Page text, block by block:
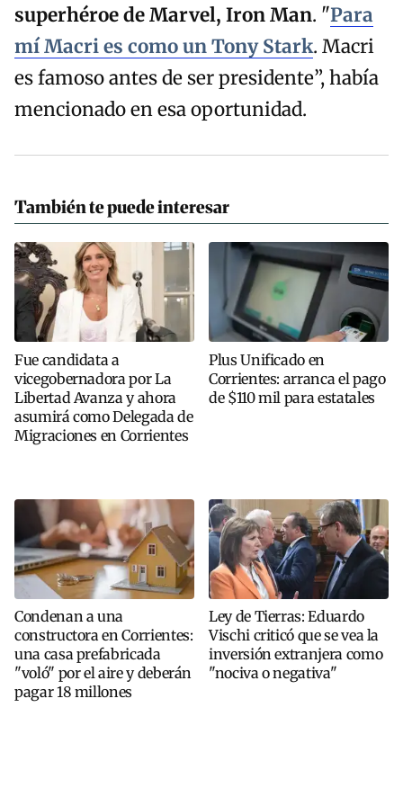
superhéroe de Marvel, Iron Man. "Para
mí Macri es como un Tony Stark. Macri
es famoso antes de ser presidente”, había
mencionado en esa oportunidad.
También te puede interesar
Fue candidata a
vicegobernadora por La
Libertad Avanza y ahora
asumirá como Delegada de
Migraciones en Corrientes
Plus Unificado en
Corrientes: arranca el pago
de $110 mil para estatales
Condenan a una
constructora en Corrientes:
una casa prefabricada
"voló" por el aire y deberán
pagar 18 millones
Ley de Tierras: Eduardo
Vischi criticó que se vea la
inversión extranjera como
"nociva o negativa"